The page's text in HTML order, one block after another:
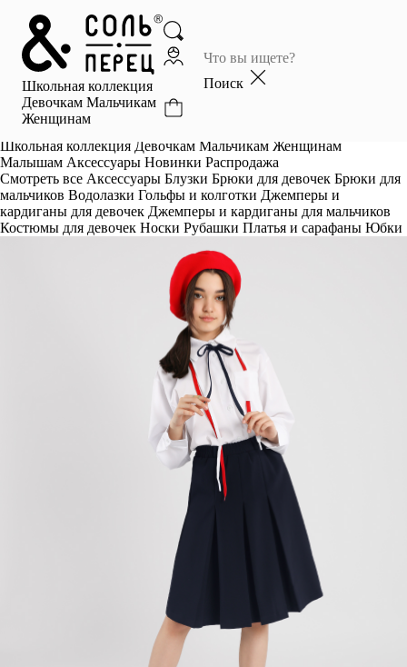
Школьная коллекция
Девочкам Мальчикам
Женщинам
Поиск
Главная
Каталог
Избранное
Школьная коллекция Девочкам Мальчикам Женщинам
Малышам Аксессуары Новинки Распродажа
Смотреть все Аксессуары Блузки Брюки для девочек Брюки для
мальчиков Водолазки Гольфы и колготки Джемперы и
кардиганы для девочек Джемперы и кардиганы для мальчиков
Костюмы для девочек Носки Рубашки Платья и сарафаны Юбки